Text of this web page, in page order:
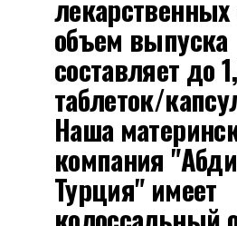
объем выпуска
составляет до
таблеток/
Наша
компания
Турция" имеет